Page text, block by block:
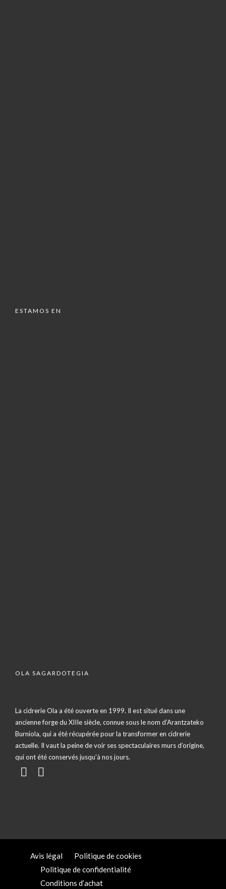
ESTAMOS EN
OLA SAGARDOTEGIA
La cidrerie Ola a été ouverte en 1999. Il est situé dans une
ancienne forge du XIIIe siècle, connue sous le nom d’Arantzateko
Burniola, qui a été récupérée pour la transformer en cidrerie
actuelle. Il vaut la peine de voir ses spectaculaires murs d’origine,
qui ont été conservés jusqu’à nos jours.
Avis légal
Politique de cookies
Politique de confidentialité
Conditions d’achat